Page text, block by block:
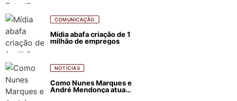
COMUNICAÇÃO
Mídia abafa criação de 1
milhão de empregos
NOTÍCIAS
Como Nunes Marques e
André Mendonça atuam